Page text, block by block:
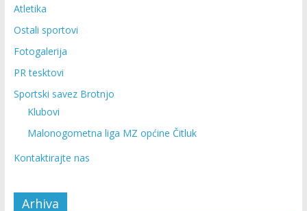
Atletika
Ostali sportovi
Fotogalerija
PR tesktovi
Sportski savez Brotnjo
Klubovi
Malonogometna liga MZ općine Čitluk
Kontaktirajte nas
Arhiva